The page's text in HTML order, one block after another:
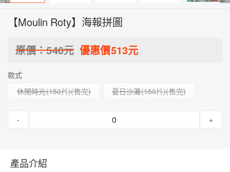
【Moulin Roty】海報拼圖
原價：540元 優惠價513元
款式
休閒時光(150片)
夏日沙灘(150片)
- +
產品介紹